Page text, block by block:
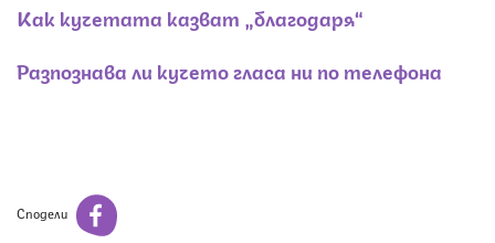
Как кучетата казват „благодаря“
Разпознава ли кучето гласа ни по телефона
Сподели